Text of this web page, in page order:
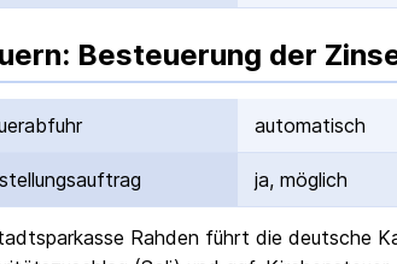
Besteuerung der
automatisch
ja, möglich
Rahden führt die deutsche